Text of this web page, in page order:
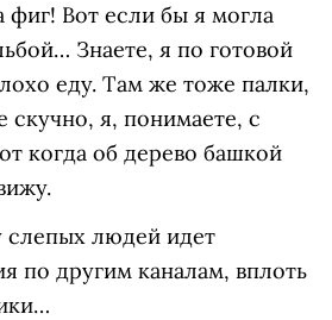
Вот если бы я могла
Знаете, я по готовой
еду. Там же тоже палки,
я, понимаете, с
когда об дерево башкой
слепых людей идет
по другим каналам, вплоть